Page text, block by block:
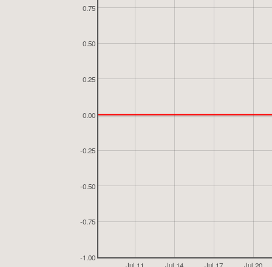
-1.00
-0.75
-0.50
-0.25
0.00
0.25
0.50
0.75